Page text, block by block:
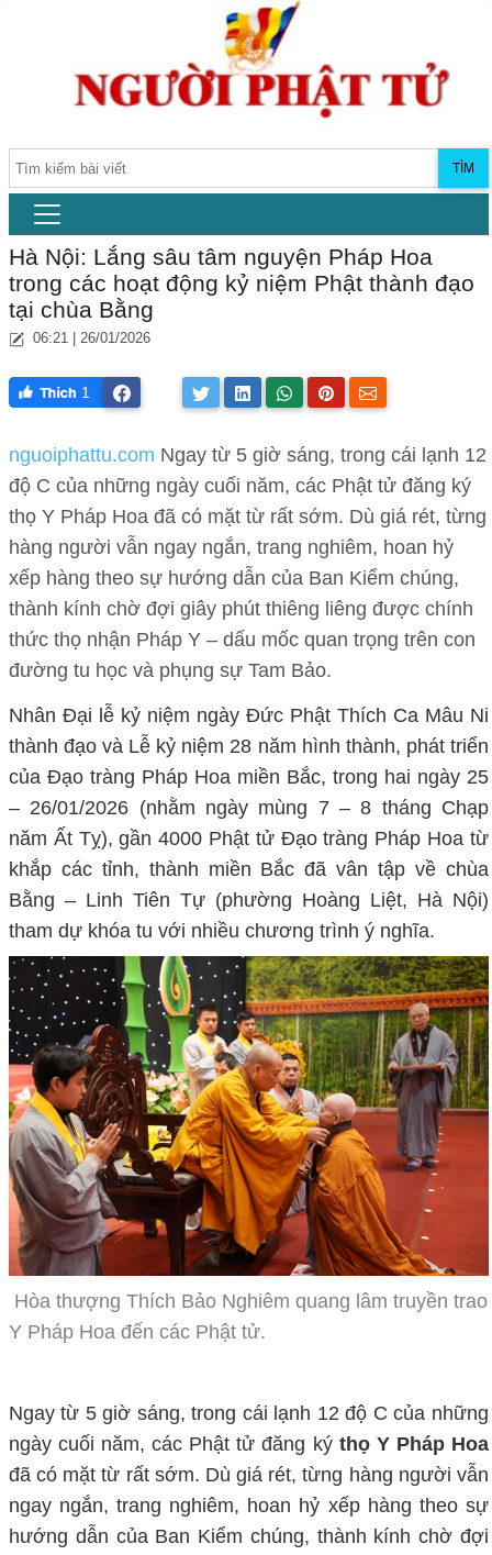
TÌM
Hà Nội: Lắng sâu tâm nguyện Pháp Hoa
trong các hoạt động kỷ niệm Phật thành đạo
tại chùa Bằng
06:21 | 26/01/2026
1
nguoiphattu.com Ngay từ 5 giờ sáng, trong cái lạnh 12
độ C của những ngày cuối năm, các Phật tử đăng ký
thọ Y Pháp Hoa đã có mặt từ rất sớm. Dù giá rét, từng
hàng người vẫn ngay ngắn, trang nghiêm, hoan hỷ
xếp hàng theo sự hướng dẫn của Ban Kiểm chúng,
thành kính chờ đợi giây phút thiêng liêng được chính
thức thọ nhận Pháp Y – dấu mốc quan trọng trên con
đường tu học và phụng sự Tam Bảo.
Nhân Đại lễ kỷ niệm ngày Đức Phật Thích Ca Mâu Ni
thành đạo và Lễ kỷ niệm 28 năm hình thành, phát triển
của Đạo tràng Pháp Hoa miền Bắc, trong hai ngày 25
– 26/01/2026 (nhằm ngày mùng 7 – 8 tháng Chạp
năm Ất Tỵ), gần 4000 Phật tử Đạo tràng Pháp Hoa từ
khắp các tỉnh, thành miền Bắc đã vân tập về chùa
Bằng – Linh Tiên Tự (phường Hoàng Liệt, Hà Nội)
tham dự khóa tu với nhiều chương trình ý nghĩa.
Hòa thượng Thích Bảo Nghiêm quang lâm truyền trao
Y Pháp Hoa đến các Phật tử.
Ngay từ 5 giờ sáng, trong cái lạnh 12 độ C của những
ngày cuối năm, các Phật tử đăng ký thọ Y Pháp Hoa
đã có mặt từ rất sớm. Dù giá rét, từng hàng người vẫn
ngay ngắn, trang nghiêm, hoan hỷ xếp hàng theo sự
hướng dẫn của Ban Kiểm chúng, thành kính chờ đợi